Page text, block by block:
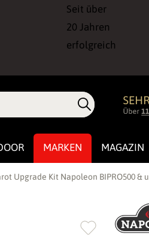
Seit über
20 Jahren
erfolgreich
MARKEN MAGAZIN
Upgrade Kit Napoleon BIPRO500 &